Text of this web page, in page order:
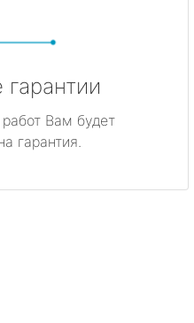
Вам будет
гарантия.